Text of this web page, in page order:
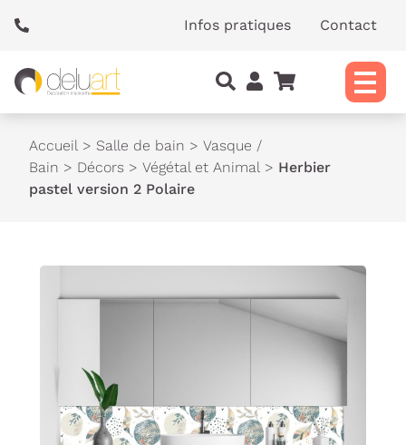
Infos pratiques Contact
Accueil > Salle de bain > Vasque /
Bain > Décors > Végétal et Animal > Herbier
pastel version 2 Polaire